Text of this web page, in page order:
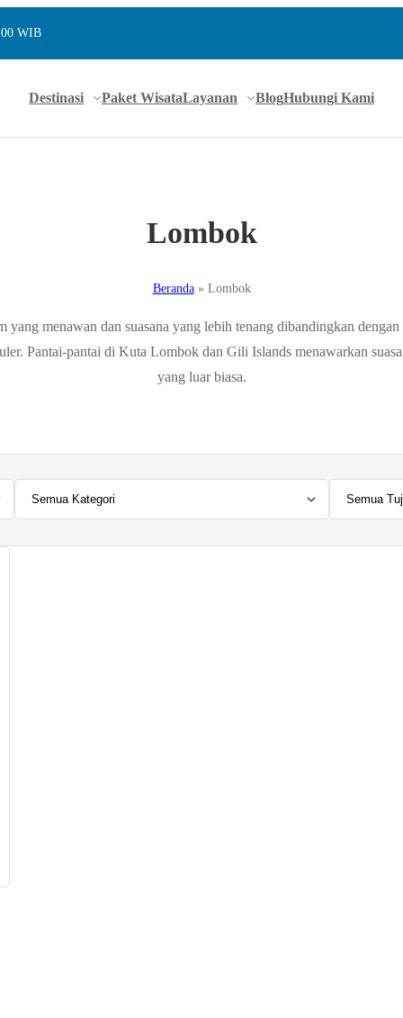
WIB
Destinasi Paket WisataLayanan BlogHubungi Kami
Lombok
Beranda» Lombok
yang menawan dan suasana yang lebih tenang dibandingkan
Pantai-pantai di Kuta Lombok dan Gili Islands menawarkan
yang luar biasa.